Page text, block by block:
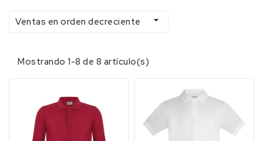
Ventas en orden decreciente 
Mostrando 1-8 de 8 artículo(s)